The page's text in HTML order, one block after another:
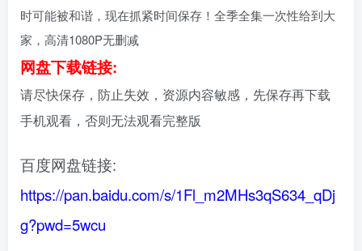
时可能被和谐，现在抓紧时间保存！全季全集一次性给到大
家，高清1080P无删减
网盘下载链接:
请尽快保存，防止失效，资源内容敏感，先保存再下载
手机观看，否则无法观看完整版
百度网盘链接:
https://pan.baidu.com/s/1Fl_m2MHs3qS634_qDj
g?pwd=5wcu